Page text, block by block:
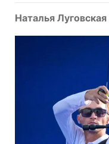
Наталья Луговская